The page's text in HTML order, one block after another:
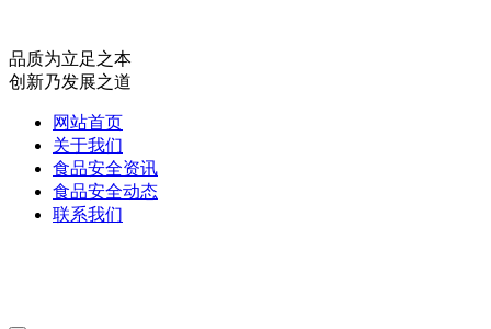
品质为立足之本
创新乃发展之道
网站首页
关于我们
食品安全资讯
食品安全动态
联系我们